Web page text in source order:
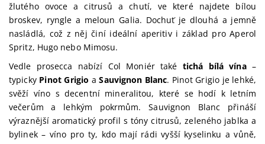
žlutého ovoce a citrusů a chutí, ve které najdete bílou
broskev, ryngle a meloun Galia. Dochuť je dlouhá a jemně
nasládlá, což z něj činí ideální aperitiv i základ pro Aperol
Spritz, Hugo nebo Mimosu.
Vedle prosecca nabízí Col Moniér také tichá bílá vína–
typicky Pinot Grigio aSauvignon Blanc. Pinot Grigio je lehké,
svěží víno s decentní mineralitou, které se hodí k letním
večerům a lehkým pokrmům. Sauvignon Blanc přináší
výraznější aromatický profil s tóny citrusů, zeleného jablka a
bylinek – víno pro ty, kdo mají rádi vyšší kyselinku a vůně,